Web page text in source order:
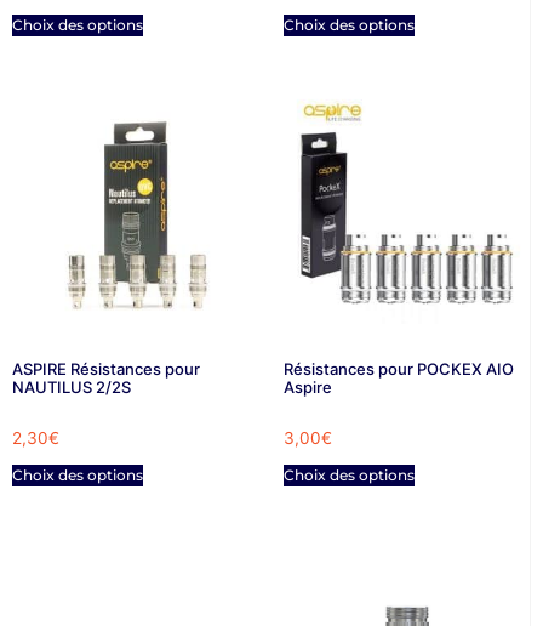
Choix des options Choix des options
ASPIRE Résistances pour
NAUTILUS 2/2S
2,30€
Choix des options
Résistances pour POCKEX AIO
Aspire
3,00€
Choix des options